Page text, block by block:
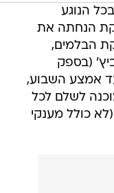
הנוגע
הנחתה את
הבלמים,
(בספק
אמצע השבוע,
לשלם לכל
(לא כולל מענקי